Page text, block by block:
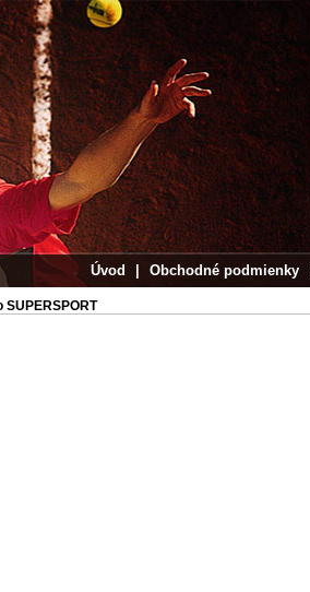
Úvod Obchodné podmienky